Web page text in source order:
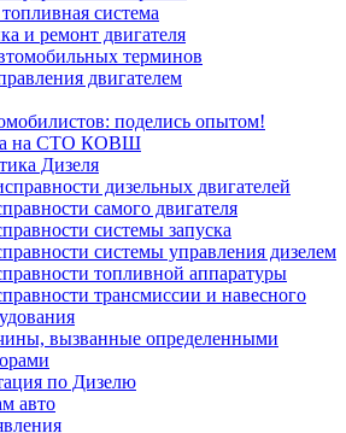
система
и ремонт двигателя
терминов
двигателем
поделись опытом!
на СТО КОВШ
Дизеля
дизельных двигателей
самого двигателя
системы запуска
системы управления дизелем
топливной аппаратуры
трансмиссии и навесного
вызванные определенными
по Дизелю
авто